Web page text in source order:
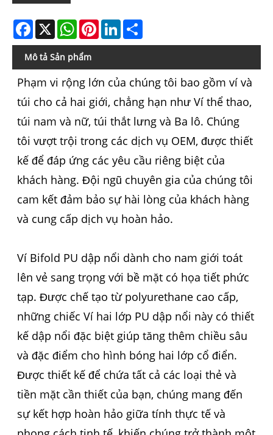
Facebook
X WhatsAppPinterestLinkedIn
Mô tả Sản phẩm
Phạm vi rộng lớn của chúng tôi bao gồm ví và
túi cho cả hai giới, chẳng hạn như Ví thể thao,
túi nam và nữ, túi thắt lưng và Ba lô. Chúng
tôi vượt trội trong các dịch vụ OEM, được thiết
kế để đáp ứng các yêu cầu riêng biệt của
khách hàng. Đội ngũ chuyên gia của chúng tôi
cam kết đảm bảo sự hài lòng của khách hàng
và cung cấp dịch vụ hoàn hảo.
Ví Bifold PU dập nổi dành cho nam giới toát
lên vẻ sang trọng với bề mặt có họa tiết phức
tạp. Được chế tạo từ polyurethane cao cấp,
những chiếc Ví hai lớp PU dập nổi này có thiết
kế dập nổi đặc biệt giúp tăng thêm chiều sâu
và đặc điểm cho hình bóng hai lớp cổ điển.
Được thiết kế để chứa tất cả các loại thẻ và
tiền mặt cần thiết của bạn, chúng mang đến
sự kết hợp hoàn hảo giữa tính thực tế và